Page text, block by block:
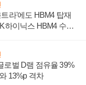
라'에도 HBM4 탑재
하이닉스 HBM4 수율
로벌 D램 점유율 39%
13%p 격차